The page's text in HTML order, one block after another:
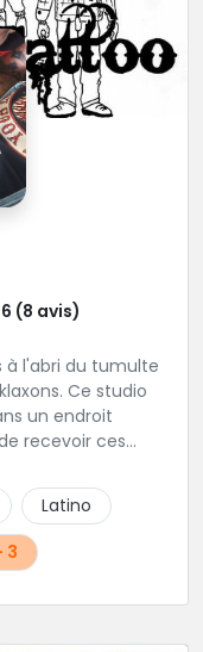
(8 avis)
à l'abri du tumulte
Ce studio
un endroit
recevoir ces
et les gens
de ces
qui
le maquillage
Latino
3